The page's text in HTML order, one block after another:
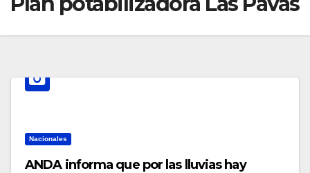
Nacionales
ANDA informa que por las lluvias hay